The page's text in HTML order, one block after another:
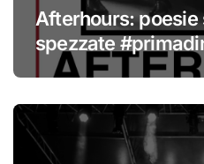
Afterhours:
spezzate